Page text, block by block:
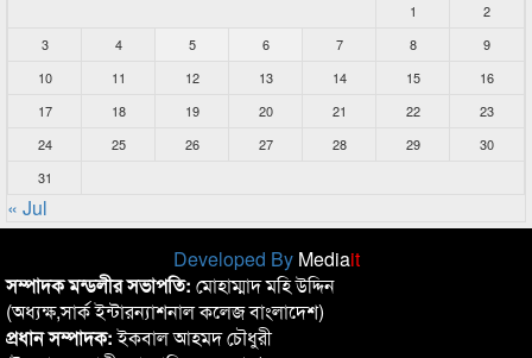
1
2
3
4 5 6 7 8
9
10
11 12 13 14 15
16
17
18 19 20 21 22
23
24
25 26 27 28 29
30
31
« Jul
Developed By Mediait
সম্পাদক মন্ডলীর সভাপতি: মোহাম্মাদ মহি উদ্দিন
(অধ্যক্ষ,সার্ক ইন্টারন্যাশনাল কলেজ বাংলাদেশ)
প্রধান সম্পাদক:ইকবাল আহমদ চৌধুরী